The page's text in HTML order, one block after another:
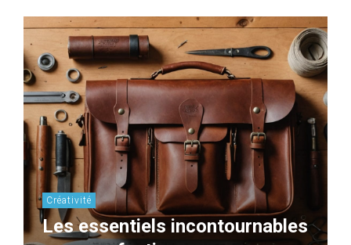
Créativité
Les essentiels incontournables